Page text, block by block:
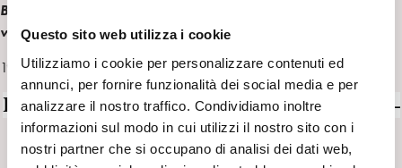
Questo sito web utilizza i cookie
Utilizziamo i cookie per personalizzare contenuti ed
annunci, per fornire funzionalità dei social media e per
analizzare il nostro traffico. Condividiamo inoltre
informazioni sul modo in cui utilizzi il nostro sito con i
nostri partner che si occupano di analisi dei dati web,
Beauty: the role of aesthetic conflict in development, art and
violence. Clunie Press.
1992 Meltzer, D. The Claustrum. Clunie Press.
Per la serie I protagonisti della Psicoanalisi –
I PROTAGONISTI
guarda tutti i contenuti della serie: